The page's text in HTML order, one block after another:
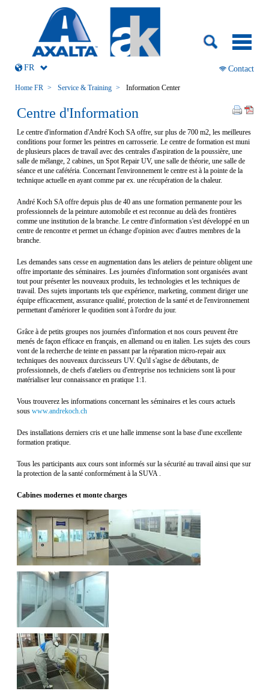
Aller
au
contenu
Aller
Contact
FR
Home FR Service & Training Information Center
Centre d'Information
Le centre d'information d'André Koch SA offre, sur plus de 700 m2, les meilleures
conditions pour former les peintres en carrosserie. Le centre de formation est muni
de plusieurs places de travail avec des centrales d'aspiration de la poussière, une
salle de mélange, 2 cabines, un Spot Repair UV, une salle de théorie, une salle de
séance et une cafétéria. Concernant l'environnement le centre est à la pointe de la
technique actuelle en ayant comme par ex. une récupération de la chaleur.
André Koch SA offre depuis plus de 40 ans une formation permanente pour les
professionnels de la peinture automobile et est reconnue au delà des frontières
comme une institution de la branche. Le centre d'information s'est développé en un
centre de rencontre et permet un échange d'opinion avec d'autres membres de la
branche.
Les demandes sans cesse en augmentation dans les ateliers de peinture obligent une
offre importante des séminaires. Les journées d'information sont organisées avant
tout pour présenter les nouveaux produits, les technologies et les techniques de
travail. Des sujets importants tels que expérience, marketing, comment diriger une
équipe efficacement, assurance qualité, protection de la santé et de l'environnement
permettant d'amériorer le quoditien sont à l'ordre du jour.
Grâce à de petits groupes nos journées d'information et nos cours peuvent être
menés de façon efficace en français, en allemand ou en italien. Les sujets des cours
vont de la recherche de teinte en passant par la réparation micro-repair aux
techniques des nouveaux durcisseurs UV. Qu'il s'agise de débutants, de
professionnels, de chefs d'ateliers ou d'entreprise nos techniciens sont là pour
matérialiser leur connaissance en pratique 1:1.
Vous trouverez les informations concernant les séminaires et les cours actuels
sous www.andrekoch.ch
Des installations derniers cris et une halle immense sont la base d'une excellente
formation pratique.
Tous les participants aux cours sont informés sur la sécurité au travail ainsi que sur
la protection de la santé conformément à la SUVA .
Cabines modernes et monte charges